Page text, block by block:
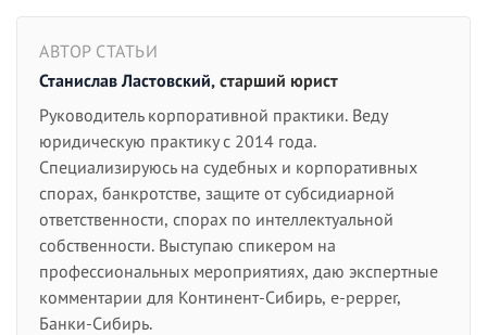
АВТОР СТАТЬИ
Станислав Ластовский, старший юрист
Руководитель корпоративной практики. Веду
юридическую практику с 2014 года.
Специализируюсь на судебных и корпоративных
спорах, банкротстве, защите от субсидиарной
ответственности, спорах по интеллектуальной
собственности. Выступаю спикером на
профессиональных мероприятиях, даю экспертные
комментарии для Континент-Сибирь, e-pepper,
Банки-Сибирь.